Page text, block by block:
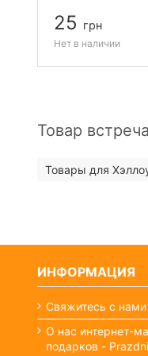
25 грн
Нет в наличии
Товар
Товары для
ИНФОРМАЦИЯ
Свяжитесь с нами
О нас интернет-
подарков -